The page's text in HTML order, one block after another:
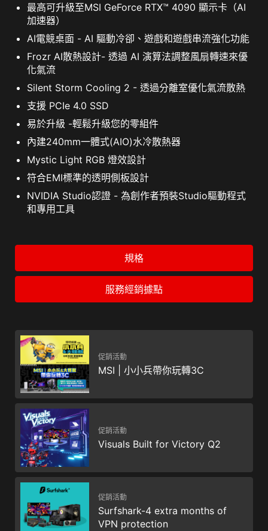
最高可升級至MSI GeForce RTX™ 4090 顯示卡（AI
加速器）
AI電競桌面 - AI 驅動冷卻、遊戲和遊戲串流強化功能
Frozr AI散熱設計- 透過 AI 演算法調整風扇轉速來優
化氣流
Silent Storm Cooling 2 - 透過分離室優化氣流散熱
支援 PCIe 4.0 SSD
易於升級 -輕鬆升級您的零組件
內建240mm一體式(AIO)水冷散熱器
Mystic Light RGB 燈效設計
符合EMI標準的透明側板設計
NVIDIA Studio認證 - 為創作者預裝Studio驅動程式
和專用工具
規格
服務經銷據點
促銷活動
MSI | 小小兵帶你玩轉3C
促銷活動
Visuals Built for Victory Q2
促銷活動
Surfshark-4 extra months of
VPN protection